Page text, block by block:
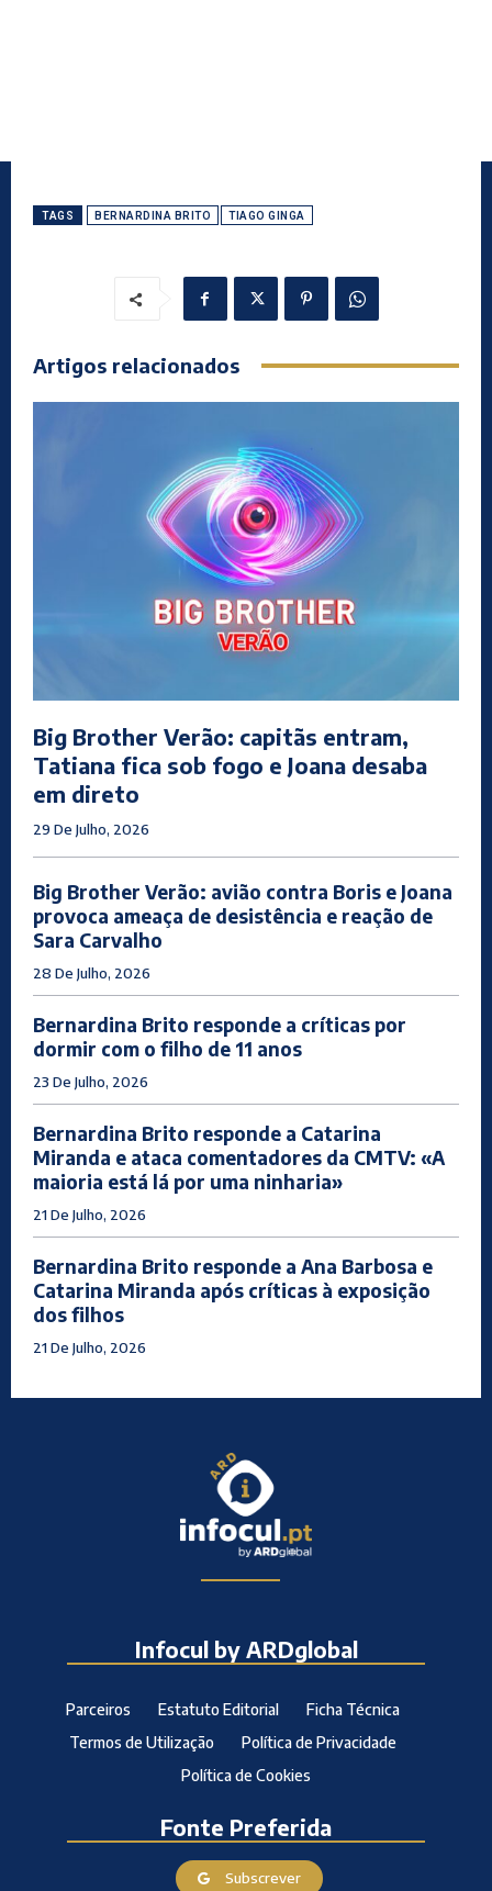
TAGS BERNARDINA BRITO TIAGO GINGA
Artigos relacionados
Big Brother Verão: capitãs entram,
Tatiana fica sob fogo e Joana desaba
em direto
29 De Julho, 2026
Big Brother Verão: avião contra Boris e Joana
provoca ameaça de desistência e reação de
Sara Carvalho
28 De Julho, 2026
Bernardina Brito responde a críticas por
dormir com o filho de 11 anos
23 De Julho, 2026
Bernardina Brito responde a Catarina
Miranda e ataca comentadores da CMTV: «A
maioria está lá por uma ninharia»
21 De Julho, 2026
Bernardina Brito responde a Ana Barbosa e
Catarina Miranda após críticas à exposição
dos filhos
21 De Julho, 2026
Infocul by ARDglobal
Parceiros Estatuto Editorial
Ficha Técnica
Termos de Utilização
Política de Privacidade
Política de Cookies
Fonte Preferida
Subscrever